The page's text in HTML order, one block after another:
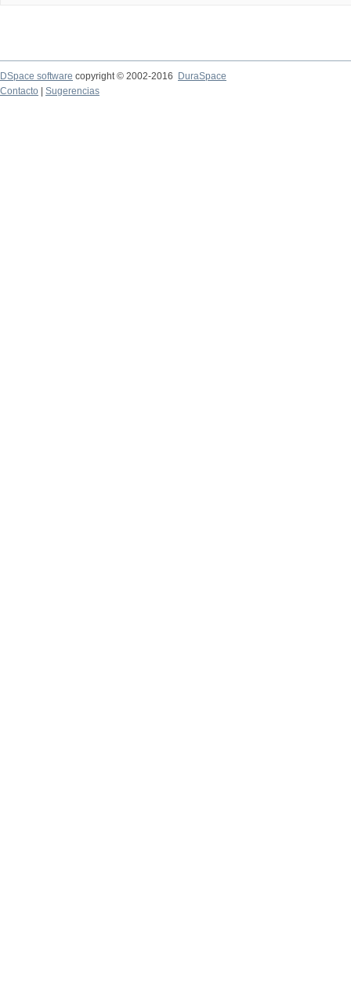
DSpace software copyright © 2002-2016
DuraSpace
Contacto
Sugerencias